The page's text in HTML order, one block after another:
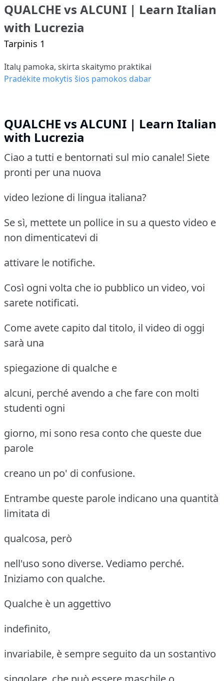
QUALCHE vs ALCUNI | Learn Italian
with Lucrezia
Tarpinis 1
Italų pamoka, skirta skaitymo praktikai
Pradėkite mokytis šios pamokos dabar
QUALCHE vs ALCUNI | Learn Italian
with Lucrezia
Ciao a tutti e bentornati sul mio canale! Siete
pronti per una nuova
video lezione di lingua italiana?
Se sì, mettete un pollice in su a questo video e
non dimenticatevi di
attivare le notifiche.
Così ogni volta che io pubblico un video, voi
sarete notificati.
Come avete capito dal titolo, il video di oggi
sarà una
spiegazione di qualche e
alcuni, perché avendo a che fare con molti
studenti ogni
giorno, mi sono resa conto che queste due
parole
creano un po' di confusione.
Entrambe queste parole indicano una quantità
limitata di
qualcosa, però
nell'uso sono diverse. Vediamo perché.
Iniziamo con qualche.
Qualche è un aggettivo
indefinito,
invariabile, è sempre seguito da un sostantivo